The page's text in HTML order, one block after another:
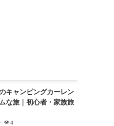
キャンピングカーレン
な旅｜初心者・家族旅
4